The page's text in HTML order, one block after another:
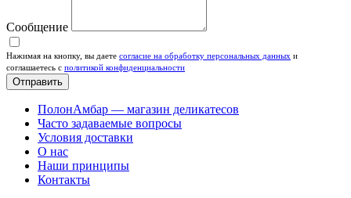
Сообщение
Нажимая на кнопку, вы даете согласие на обработку персональных данных и
соглашаетесь c политикой конфиденциальности
Отправить
ПолонАмбар — магазин деликатесов
Часто задаваемые вопросы
Условия доставки
О нас
Наши принципы
Контакты